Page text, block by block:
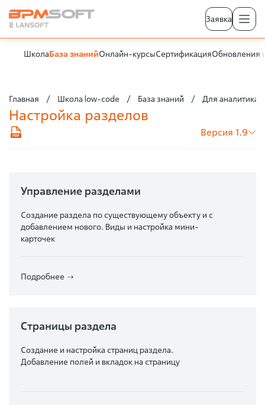
Заявка
ШколаБаза знанийОнлайн-курсыСертификацияОбновления
Главная Школа low-code База знаний Для аналитика
Настройка разделов
Версия 1.9
Управление разделами
Создание раздела по существующему объекту и с
добавлением нового. Виды и настройка мини-
карточек
Подробнее
Страницы раздела
Создание и настройка страниц раздела.
Добавление полей и вкладок на страницу